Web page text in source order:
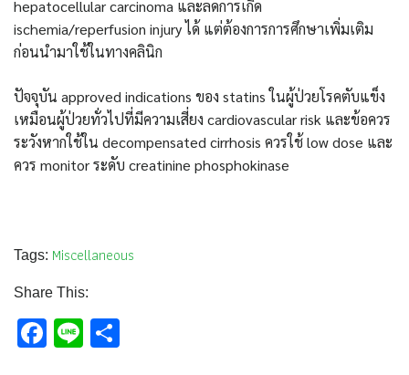
hepatocellular carcinoma และลดการเกิด
ischemia/reperfusion injury ได้ แต่ต้องการการศึกษาเพิ่มเติม
ก่อนนำมาใช้ในทางคลินิก
ปัจจุบัน approved indications ของ statins ในผู้ป่วยโรคตับแข็ง
เหมือนผู้ป่วยทั่วไปที่มีความเสี่ยง cardiovascular risk และข้อควร
ระวังหากใช้ใน decompensated cirrhosis ควรใช้ low dose และ
ควร monitor ระดับ creatinine phosphokinase
Tags: Miscellaneous
Share This:
Facebook
Line